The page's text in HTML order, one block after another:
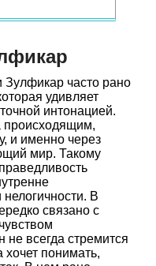
Зулфикар часто рано
удивляет
интонацией.
происходящим,
и именно через
мир. Такому
В
связано с
не всегда стремится
понимать,